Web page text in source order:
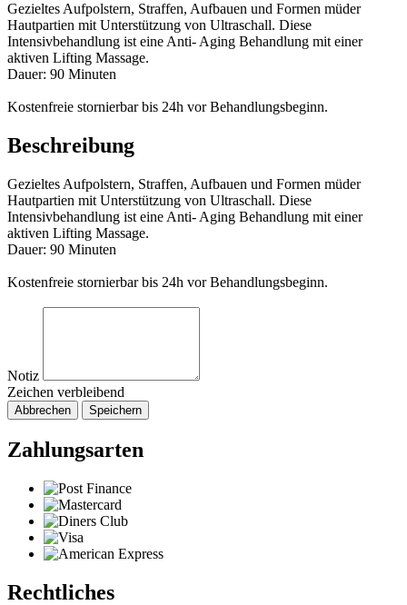
Gezieltes Aufpolstern, Straffen, Aufbauen und Formen müder
Hautpartien mit Unterstützung von Ultraschall. Diese
Intensivbehandlung ist eine Anti- Aging Behandlung mit einer
aktiven Lifting Massage.
Dauer: 90 Minuten
Kostenfreie stornierbar bis 24h vor Behandlungsbeginn.
Beschreibung
Gezieltes Aufpolstern, Straffen, Aufbauen und Formen müder
Hautpartien mit Unterstützung von Ultraschall. Diese
Intensivbehandlung ist eine Anti- Aging Behandlung mit einer
aktiven Lifting Massage.
Dauer: 90 Minuten
Kostenfreie stornierbar bis 24h vor Behandlungsbeginn.
Notiz
Zeichen verbleibend
Abbrechen Speichern
Zahlungsarten
Rechtliches